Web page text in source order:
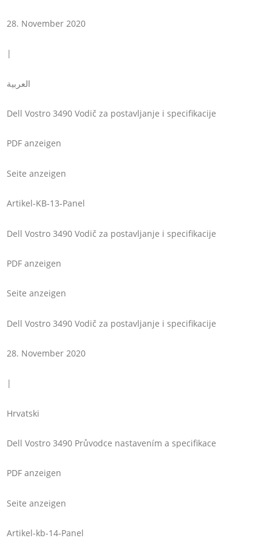
28. November 2020
|
العربية
Dell Vostro 3490 Vodič za postavljanje i specifikacije
PDF anzeigen
Seite anzeigen
Artikel-KB-13-Panel
Dell Vostro 3490 Vodič za postavljanje i specifikacije
PDF anzeigen
Seite anzeigen
Dell Vostro 3490 Vodič za postavljanje i specifikacije
28. November 2020
|
Hrvatski
Dell Vostro 3490 Průvodce nastavením a specifikace
PDF anzeigen
Seite anzeigen
Artikel-kb-14-Panel